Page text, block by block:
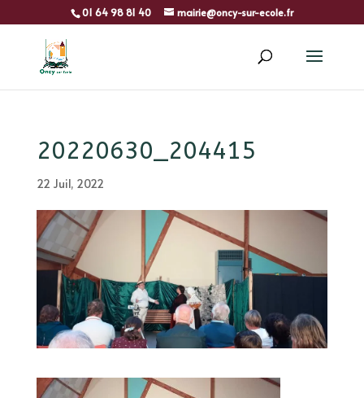
01 64 98 81 40 mairie@oncy-sur-ecole.fr
20220630_204415
22 Juil, 2022